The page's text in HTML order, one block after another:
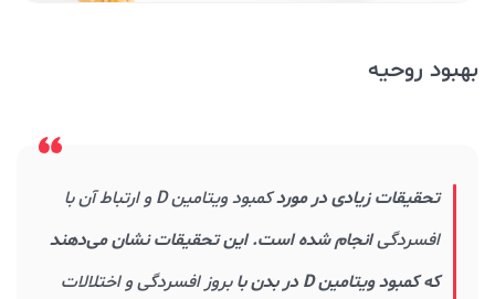
بهبود روحیه
تحقیقات زیادی در مورد
کمبود ویتامین D و ارتباط آن با
افسردگیانجام شده است. این تحقیقات نشان می‌دهند
که کمبود ویتامین D در بدن با
بروز افسردگی و اختلالات